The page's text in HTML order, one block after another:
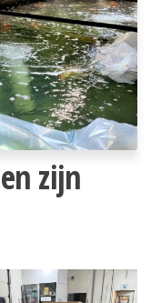
zijn